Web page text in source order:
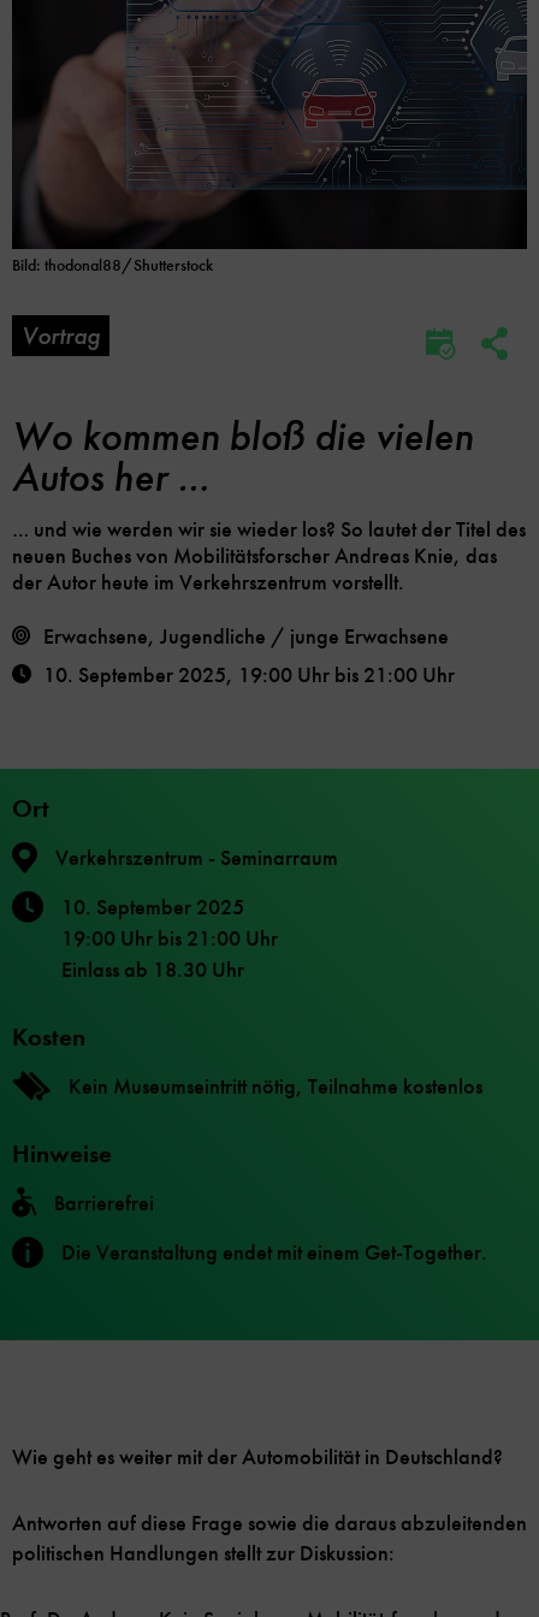
Bild: thodonal88/Shutterstock
Vortrag
Wo kommen bloß die vielen
Autos her …
… und wie werden wir sie wieder los? So lautet der Titel des
neuen Buches von Mobilitätsforscher Andreas Knie, das
der Autor heute im Verkehrszentrum vorstellt.
Erwachsene, Jugendliche / junge Erwachsene
10. September 2025, 19:00 Uhr bis 21:00 Uhr
Ort
Verkehrszentrum - Seminarraum
10. September 2025
19:00 Uhr bis 21:00 Uhr
Einlass ab 18.30 Uhr
Kosten
Kein Museumseintritt nötig, Teilnahme kostenlos
Hinweise
Barrierefrei
Die Veranstaltung endet mit einem Get-Together.
Wie geht es weiter mit der Automobilität in Deutschland?
Antworten auf diese Frage sowie die daraus abzuleitenden
politischen Handlungen stellt zur Diskussion: